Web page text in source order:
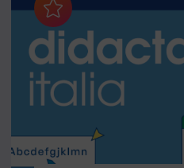
Aggiungi ai preferiti